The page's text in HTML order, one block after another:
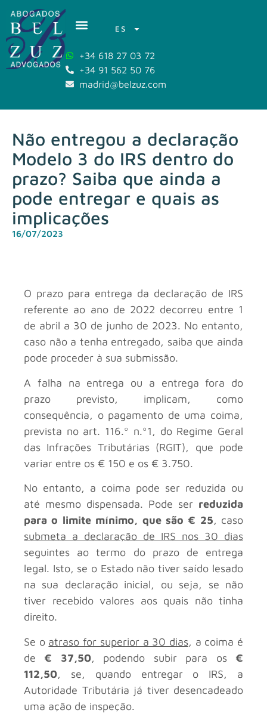
ES
+34 618 27 03 72
+34 91 562 50 76
madrid@belzuz.com
Não entregou a declaração
Modelo 3 do IRS dentro do
prazo? Saiba que ainda a
pode entregar e quais as
implicações
16/07/2023
O prazo para entrega da declaração de IRS
referente ao ano de 2022 decorreu entre 1
de abril a 30 de junho de 2023. No entanto,
caso não a tenha entregado, saiba que ainda
pode proceder à sua submissão.
A falha na entrega ou a entrega fora do
prazo previsto, implicam, como
consequência, o pagamento de uma coima,
prevista no art. 116.º n.º1, do Regime Geral
das Infrações Tributárias (RGIT), que pode
variar entre os € 150 e os € 3.750.
No entanto, a coima pode ser reduzida ou
até mesmo dispensada. Pode ser reduzida
para o limite mínimo, que são € 25, caso
submeta a declaração de IRS nos 30 dias
seguintes ao termo do prazo de entrega
legal. Isto, se o Estado não tiver saído lesado
na sua declaração inicial, ou seja, se não
tiver recebido valores aos quais não tinha
direito.
Se o atraso for superior a 30 dias, a coima é
de € 37,50, podendo subir para os €
112,50, se, quando entregar o IRS, a
Autoridade Tributária já tiver desencadeado
uma ação de inspeção.